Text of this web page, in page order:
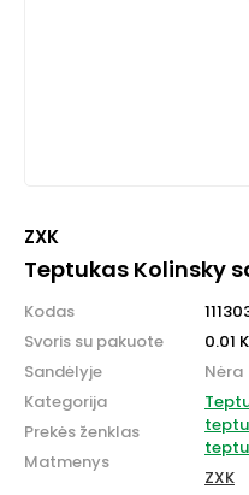
ZXK
Teptukas Kolinsky
Kodas
Svoris su pakuote
Sandėlyje
Kategorija
Prekės ženklas
Matmenys
0.01
Nėra
ZXK